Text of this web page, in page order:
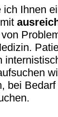
ich Ihnen
bei